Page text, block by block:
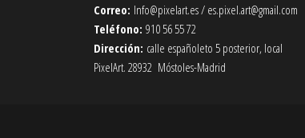
Correo: Info@pixelart.es / es.pixel.art@gmail.com
Teléfono: 910 56 55 72
Dirección: calle españoleto 5 posterior, local
PixelArt. 28932 Móstoles-Madrid